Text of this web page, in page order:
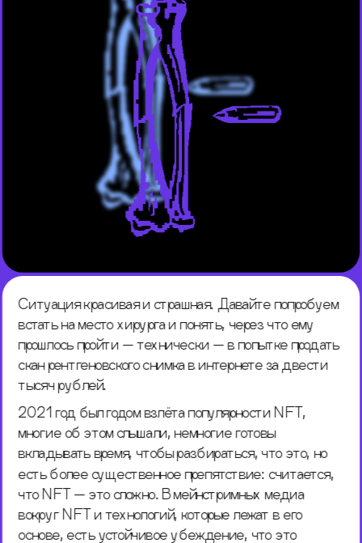
Ситуация красивая и страшная. Давайте попробуем
встать на место хирурга и понять, через что ему
прошлось пройти — технически — в попытке продать
скан рентгеновского снимка в интернете за двести
тысяч рублей.
2021 год был годом взлёта популярности NFT,
многие об этом слышали, немногие готовы
вкладывать время, чтобы разбираться, что это, но
есть более существенное препятствие: считается,
что NFT — это сложно. В мейнстримных медиа
вокруг NFT и технологий, которые лежат в его
основе, есть устойчивое убеждение, что это